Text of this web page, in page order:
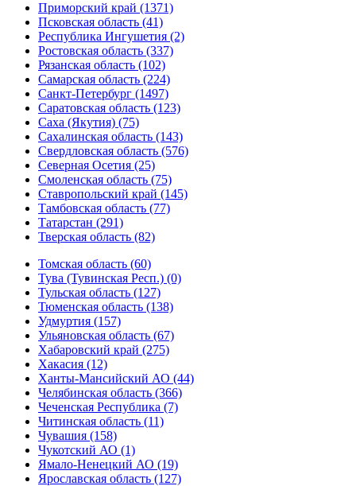
Приморский край (1371)
Псковская область (41)
Республика Ингушетия (2)
Ростовская область (337)
Рязанская область (102)
Самарская область (224)
Санкт-Петербург (1497)
Саратовская область (123)
Саха (Якутия) (75)
Сахалинская область (143)
Свердловская область (576)
Северная Осетия (25)
Смоленская область (75)
Ставропольский край (145)
Тамбовская область (77)
Татарстан (291)
Тверская область (82)
Томская область (60)
Тува (Тувинская Респ.) (0)
Тульская область (127)
Тюменская область (138)
Удмуртия (157)
Ульяновская область (67)
Хабаровский край (275)
Хакасия (12)
Ханты-Мансийский АО (44)
Челябинская область (366)
Чеченская Республика (7)
Читинская область (11)
Чувашия (158)
Чукотский АО (1)
Ямало-Ненецкий АО (19)
Ярославская область (127)